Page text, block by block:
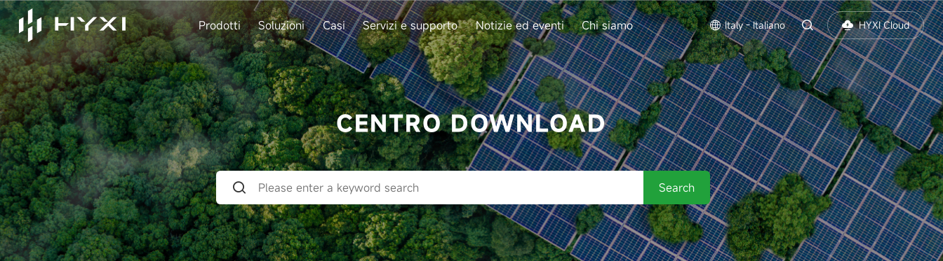
Prodotti Soluzioni Casi Servizi e supporto Notizie ed eventi Chi siamo Italy - Italiano HYXI Cloud
CENTRO DOWNLOAD
Search